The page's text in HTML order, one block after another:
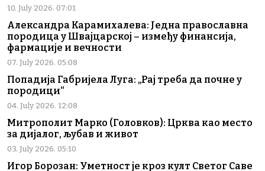
10. July 2026. 07:01
Александра Карамихалева: Једна православна
породица у Швајцарској – између финансија,
фармације и вечности
07. July 2026. 05:08
Попадија Габријела Луга: „Рај треба да почне у
породици“
04. July 2026. 12:08
Митрополит Марко (Головков): Црква као место
за дијалог, љубав и живот
03. July 2026. 05:10
Игор Борозан: Уметност је кроз култ Светог Саве